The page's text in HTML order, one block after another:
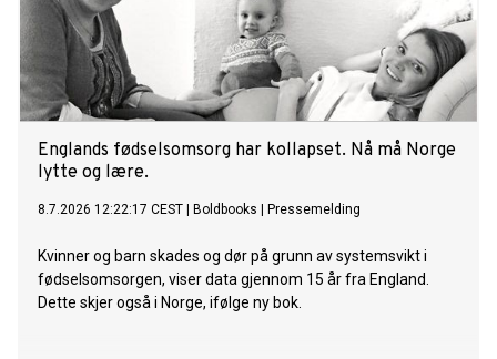
Englands fødselsomsorg har kollapset. Nå må Norge
lytte og lære.
8.7.2026 12:22:17 CEST Boldbooks Pressemelding
Kvinner og barn skades og dør på grunn av systemsvikt i
fødselsomsorgen, viser data gjennom 15 år fra England.
Dette skjer også i Norge, ifølge ny bok.